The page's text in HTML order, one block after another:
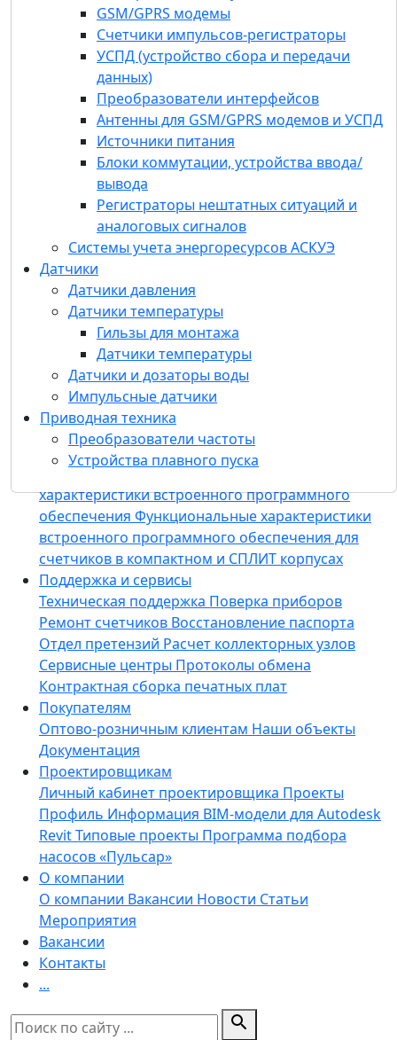
GSM/GPRS модемы
Счетчики импульсов-регистраторы
УСПД (устройство сбора и передачи
данных)
Преобразователи интерфейсов
Антенны для GSM/GPRS модемов и УСПД
Источники питания
Блоки коммутации, устройства ввода/
вывода
Регистраторы нештатных ситуаций и
аналоговых сигналов
Системы учета энергоресурсов АСКУЭ
Датчики
Датчики давления
Датчики температуры
Гильзы для монтажа
Датчики температуры
Датчики и дозаторы воды
Импульсные датчики
Приводная техника
Преобразователи частоты
Устройства плавного пуска
Источники питания
Блоки коммутации, устройства ввода/
вывода
Регистраторы нештатных ситуаций и
аналоговых сигналов
Системы учета энергоресурсов АСКУЭ
Датчики
Датчики давления
Датчики температуры
Гильзы для монтажа
Датчики температуры
Датчики и дозаторы воды
Импульсные датчики
Приводная техника
Преобразователи частоты
Устройства плавного пуска
Собственное ПО
Программный комплекс «Пульсар»
Конфигуратор устройств «Пульсар»
для пусконаладочных работ
приборов «Meters Config Suite»
«Пульсар»Программное обеспечение HYDRA
M2M СерверФункциональные
характеристики встроенного программного
обеспечения Функциональные характеристики
встроенного программного обеспечения для
счетчиков в компактном и СПЛИТ корпусах
Поддержка и сервисы
Техническая поддержка Поверка приборов
Ремонт счетчиков Восстановление паспорта
Отдел претензий Расчет коллекторных узлов
Сервисные центры Протоколы обмена
Контрактная сборка печатных плат
Покупателям
Оптово-розничным клиентам Наши объекты
Документация
Проектировщикам
Личный кабинет проектировщика Проекты
Профиль Информация BIM-модели для Autodesk
RevitТиповые проекты Программа подбора
насосов «Пульсар»
О компании
О компании Вакансии Новости Статьи
Мероприятия
Вакансии
Контакты
...
search